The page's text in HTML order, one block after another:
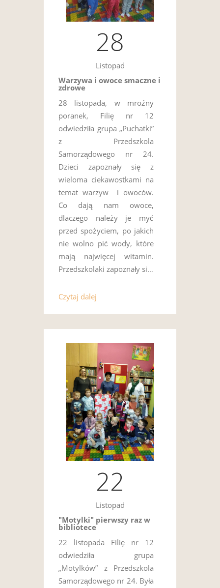
28
Listopad
Warzywa i owoce smaczne i
zdrowe
28 listopada, w mroźny
poranek, Filię nr 12
odwiedziła grupa „Puchatki”
z Przedszkola
Samorządowego nr 24.
Dzieci zapoznały się z
wieloma ciekawostkami na
temat warzyw i owoców.
Co dają nam owoce,
dlaczego należy je myć
przed spożyciem, po jakich
nie wolno pić wody, które
mają najwięcej witamin.
Przedszkolaki zapoznały si…
Czytaj dalej
22
Listopad
"Motylki" pierwszy raz w
bibliotece
22 listopada Filię nr 12
odwiedziła grupa
„Motylków” z Przedszkola
Samorządowego nr 24. Była